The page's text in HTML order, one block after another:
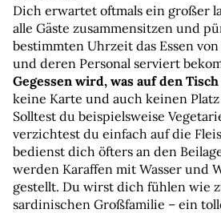
Dich erwartet oftmals ein großer
alle Gäste zusammensitzen und
bestimmten Uhrzeit das Essen
und deren Personal serviert
Gegessen wird, was auf den
keine Karte und auch keinen
Solltest du beispielsweise
verzichtest du einfach auf die
bedienst dich öfters an den
werden Karaffen mit Wasser und
gestellt. Du wirst dich fühlen wie
sardinischen Großfamilie – ein